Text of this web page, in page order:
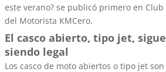
este verano? se publicó primero en Club
del Motorista KMCero.
El casco abierto, tipo jet, sigue
siendo legal
Los casco de moto abiertos o tipo jet son